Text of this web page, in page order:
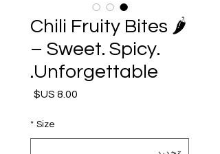
🌶️ Chili Fruity Bites
– Sweet. Spicy.
Unforgettable.
السعر
Size
*